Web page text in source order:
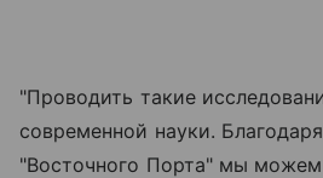
"Проводить такие
современной науки.
"Восточного Порта" мы можем